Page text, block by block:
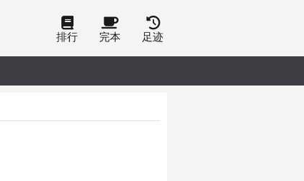
排行 完本 足迹